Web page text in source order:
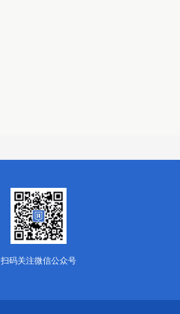
扫码关注微信公众号